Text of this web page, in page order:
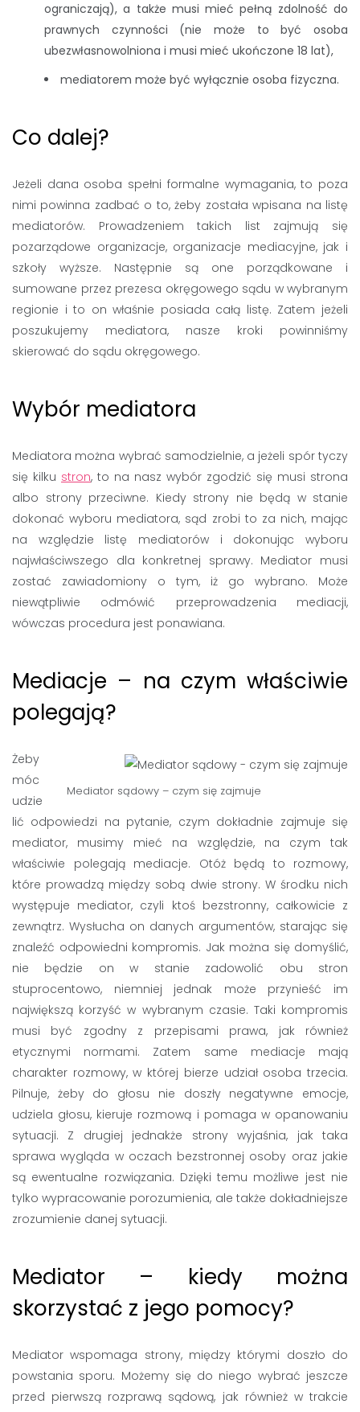
ograniczają), a także musi mieć pełną zdolność do
prawnych czynności (nie może to być osoba
ubezwłasnowolniona i musi mieć ukończone 18 lat),
mediatorem może być wyłącznie osoba fizyczna.
Co dalej?
Jeżeli dana osoba spełni formalne wymagania, to poza
nimi powinna zadbać o to, żeby została wpisana na listę
mediatorów. Prowadzeniem takich list zajmują się
pozarządowe organizacje, organizacje mediacyjne, jak i
szkoły wyższe. Następnie są one porządkowane i
sumowane przez prezesa okręgowego sądu w wybranym
regionie i to on właśnie posiada całą listę. Zatem jeżeli
poszukujemy mediatora, nasze kroki powinniśmy
skierować do sądu okręgowego.
Wybór mediatora
Mediatora można wybrać samodzielnie, a jeżeli spór tyczy
się kilku stron, to na nasz wybór zgodzić się musi strona
albo strony przeciwne. Kiedy strony nie będą w stanie
dokonać wyboru mediatora, sąd zrobi to za nich, mając
na względzie listę mediatorów i dokonując wyboru
najwłaściwszego dla konkretnej sprawy. Mediator musi
zostać zawiadomiony o tym, iż go wybrano. Może
niewątpliwie odmówić przeprowadzenia mediacji,
wówczas procedura jest ponawiana.
Mediacje – na czym właściwie
polegają?
Mediator sądowy – czym się zajmuje
Żeby
móc
udzie
lić odpowiedzi na pytanie, czym dokładnie zajmuje się
mediator, musimy mieć na względzie, na czym tak
właściwie polegają mediacje. Otóż będą to rozmowy,
które prowadzą między sobą dwie strony. W środku nich
występuje mediator, czyli ktoś bezstronny, całkowicie z
zewnątrz. Wysłucha on danych argumentów, starając się
znaleźć odpowiedni kompromis. Jak można się domyślić,
nie będzie on w stanie zadowolić obu stron
stuprocentowo, niemniej jednak może przynieść im
największą korzyść w wybranym czasie. Taki kompromis
musi być zgodny z przepisami prawa, jak również
etycznymi normami. Zatem same mediacje mają
charakter rozmowy, w której bierze udział osoba trzecia.
Pilnuje, żeby do głosu nie doszły negatywne emocje,
udziela głosu, kieruje rozmową i pomaga w opanowaniu
sytuacji. Z drugiej jednakże strony wyjaśnia, jak taka
sprawa wygląda w oczach bezstronnej osoby oraz jakie
są ewentualne rozwiązania. Dzięki temu możliwe jest nie
tylko wypracowanie porozumienia, ale także dokładniejsze
zrozumienie danej sytuacji.
Mediator – kiedy można
skorzystać z jego pomocy?
Mediator wspomaga strony, między którymi doszło do
powstania sporu. Możemy się do niego wybrać jeszcze
przed pierwszą rozprawą sądową, jak również w trakcie